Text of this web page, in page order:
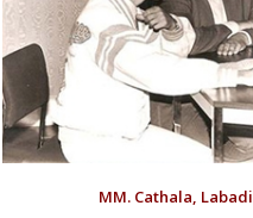
MM. Cathala,